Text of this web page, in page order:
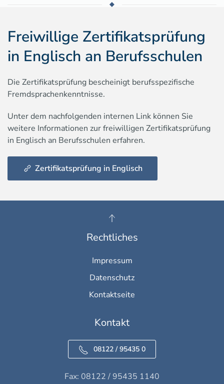
Freiwillige Zertifikatsprüfung
in Englisch an Berufsschulen
Die Zertifikatsprüfung bescheinigt berufsspezifische
Fremdsprachenkenntnisse.
Unter dem nachfolgenden internen Link können Sie
weitere Informationen zur freiwilligen Zertifikatsprüfung
in Englisch an Berufsschulen erfahren.
Zertifikatsprüfung in Englisch
Rechtliches
Impressum
Datenschutz
Kontaktseite
Kontakt
08122 / 95435 0
Fax: 08122 / 95435 1140